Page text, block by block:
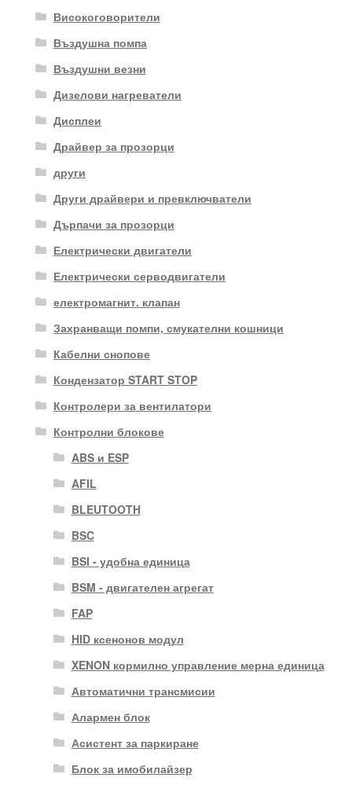
Високоговорители
Въздушна помпа
Въздушни везни
Дизелови нагреватели
Дисплеи
Драйвер за прозорци
други
Други драйвери и превключватели
Дърпачи за прозорци
Електрически двигатели
Електрически серводвигатели
електромагнит. клапан
Захранващи помпи, смукателни кошници
Кабелни снопове
Кондензатор START STOP
Контролери за вентилатори
Контролни блокове
ABS и ESP
AFIL
BLEUTOOTH
BSC
BSI - удобна единица
BSM - двигателен агрегат
FAP
HID ксенонов модул
XENON кормилно управление мерна единица
Автоматични трансмисии
Алармен блок
Асистент за паркиране
Блок за имобилайзер